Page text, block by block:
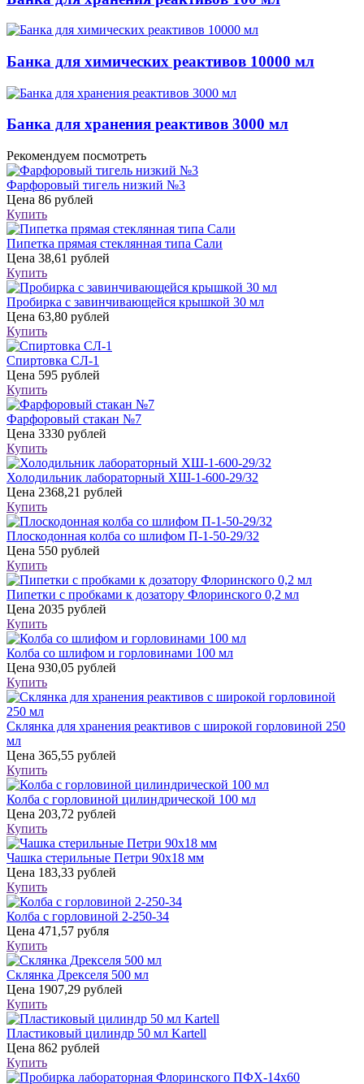
Банка для химических реактивов 10000 мл
Банка для хранения реактивов 3000 мл
Рекомендуем посмотреть
Фарфоровый тигель низкий №3
Цена 86 рублей
Купить
Пипетка прямая стеклянная типа Сали
Цена 38,61 рублей
Купить
Пробирка с завинчивающейся крышкой 30 мл
Цена 63,80 рублей
Купить
Спиртовка СЛ-1
Цена 595 рублей
Купить
Фарфоровый стакан №7
Цена 3330 рублей
Купить
Холодильник лабораторный ХШ-1-600-29/32
Цена 2368,21 рублей
Купить
Плоскодонная колба со шлифом П-1-50-29/32
Цена 550 рублей
Купить
Пипетки с пробками к дозатору Флоринского 0,2 мл
Цена 2035 рублей
Купить
Колба со шлифом и горловинами 100 мл
Цена 930,05 рублей
Купить
Склянка для хранения реактивов с широкой горловиной 250
мл
Цена 365,55 рублей
Купить
Колба с горловиной цилиндрической 100 мл
Цена 203,72 рублей
Купить
Чашка стерильные Петри 90х18 мм
Цена 183,33 рублей
Купить
Колба с горловиной 2-250-34
Цена 471,57 рубля
Купить
Склянка Дрекселя 500 мл
Цена 1907,29 рублей
Купить
Пластиковый цилиндр 50 мл Kartell
Цена 862 рублей
Купить